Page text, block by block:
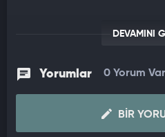
dönemine göre yüzde 10,4
Aynı dönemde kesilen tavuk
artışla 107 milyon 798 bine ulaştı.
Ocak-haziran dönemine
DEVAMINI
Yorumlar 0 Yorum Var
BIR